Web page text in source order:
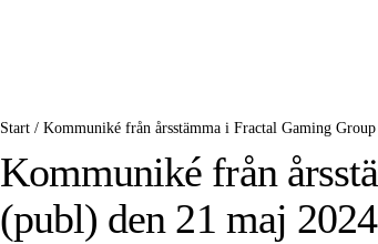
Start / Kommuniké från årsstämma i Fractal Gaming
Kommuniké från
(publ) den 21 maj 2024